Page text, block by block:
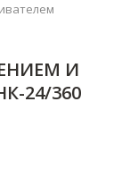
И
24/360